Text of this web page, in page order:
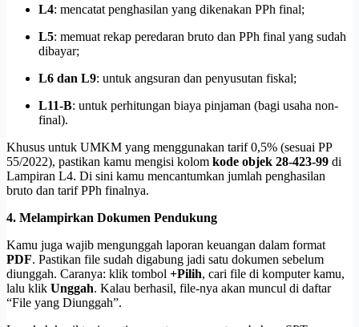
L4: mencatat penghasilan yang dikenakan PPh final;
L5: memuat rekap peredaran bruto dan PPh final yang sudah
dibayar;
L6 dan L9: untuk angsuran dan penyusutan fiskal;
L11-B: untuk perhitungan biaya pinjaman (bagi usaha non-
final).
Khusus untuk UMKM yang menggunakan tarif 0,5% (sesuai PP
55/2022), pastikan kamu mengisi kolom kode objek 28-423-99 di
Lampiran L4. Di sini kamu mencantumkan jumlah penghasilan
bruto dan tarif PPh finalnya.
4. Melampirkan Dokumen Pendukung
Kamu juga wajib mengunggah laporan keuangan dalam format
PDF. Pastikan file sudah digabung jadi satu dokumen sebelum
diunggah. Caranya: klik tombol +Pilih, cari file di komputer kamu,
lalu klik Unggah. Kalau berhasil, file-nya akan muncul di daftar
“File yang Diunggah”.